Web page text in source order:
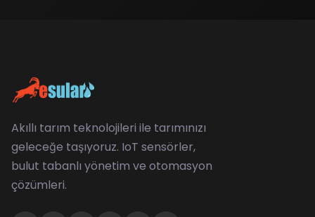
Akıllı tarım teknolojileri ile tarımınızı
geleceğe taşıyoruz. IoT sensörler,
bulut tabanlı yönetim ve otomasyon
çözümleri.